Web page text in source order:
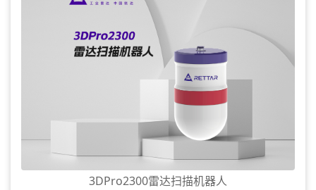
3DPro2300雷达扫描机器人